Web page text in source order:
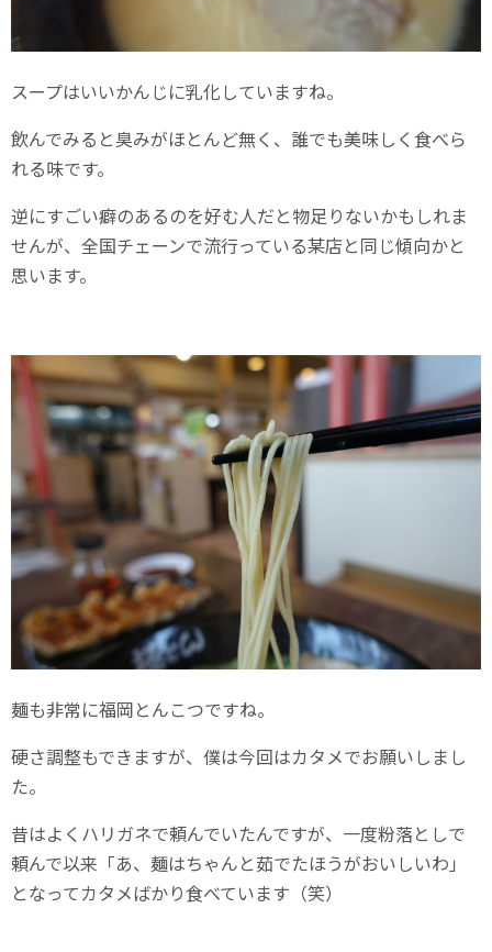
スープはいいかんじに乳化していますね。
飲んでみると臭みがほとんど無く、誰でも美味しく食べら
れる味です。
逆にすごい癖のあるのを好む人だと物足りないかもしれま
せんが、全国チェーンで流行っている某店と同じ傾向かと
思います。
麺も非常に福岡とんこつですね。
硬さ調整もできますが、僕は今回はカタメでお願いしまし
た。
昔はよくハリガネで頼んでいたんですが、一度粉落としで
頼んで以来「あ、麺はちゃんと茹でたほうがおいしいわ」
となってカタメばかり食べています（笑）